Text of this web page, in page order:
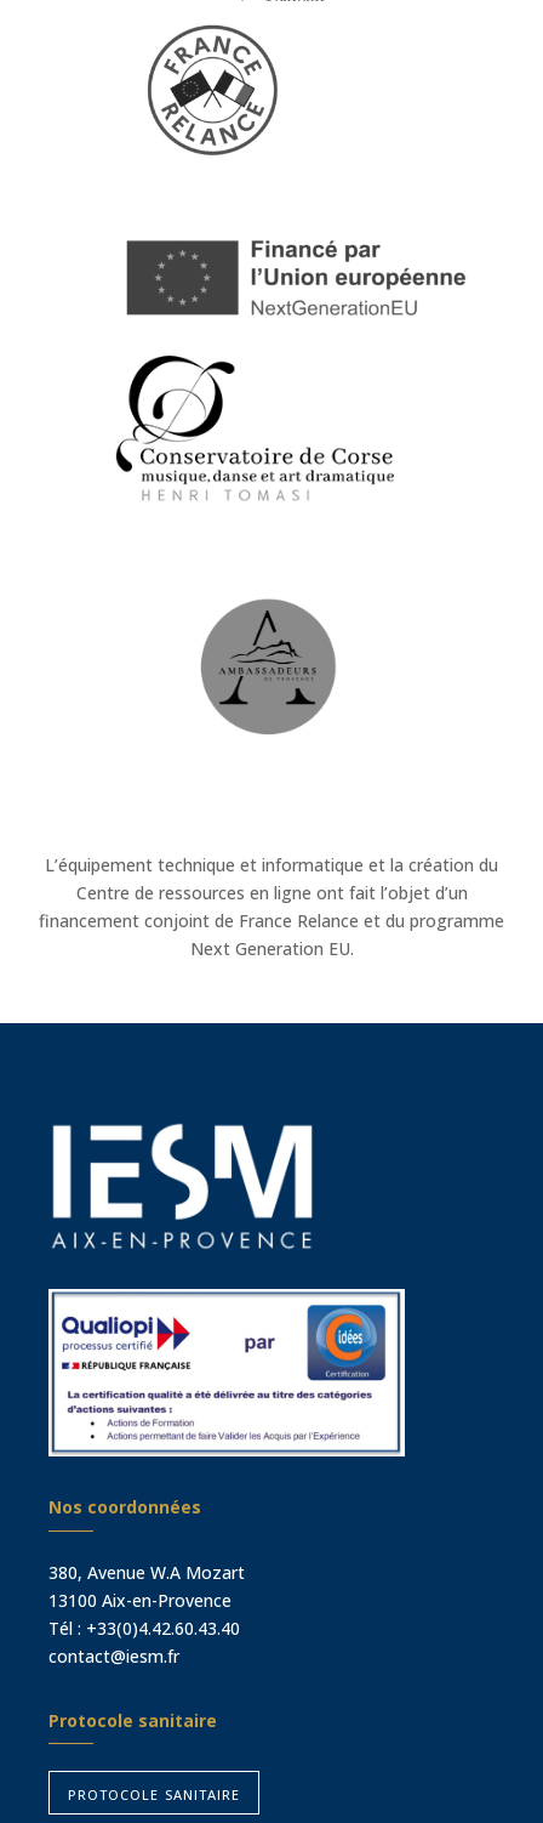
L’équipement technique et informatique et la création du
Centre de ressources en ligne ont fait l’objet d’un
financement conjoint de France Relance et du programme
Next Generation EU.
Nos coordonnées
380, Avenue W.A Mozart
13100 Aix-en-Provence
Tél : +33(0)4.42.60.43.40
contact@iesm.fr
Protocole sanitaire
protocole sanitaire